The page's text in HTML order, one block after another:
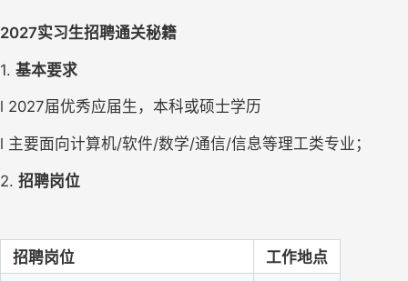
2027实习生招聘通关秘籍
1. 基本要求
l 2027届优秀应届生，本科或硕士学历
l 主要面向计算机/软件/数学/通信/信息等理工类专业；
2. 招聘岗位
招聘岗位
工作地点